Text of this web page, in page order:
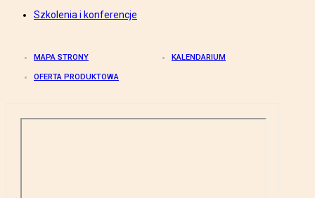
Szkolenia i konferencje
MAPA STRONY KALENDARIUM
OFERTA PRODUKTOWA